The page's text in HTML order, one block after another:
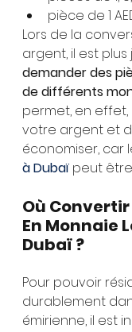
pièce de 1
Lors de la
argent, il est
demander des
de différents
permet, en
votre argent et
économiser, car
à Dubaï peut
Où
En Monnaie
Dubaï ?
Pour pouvoir
durablement
émirienne, il est